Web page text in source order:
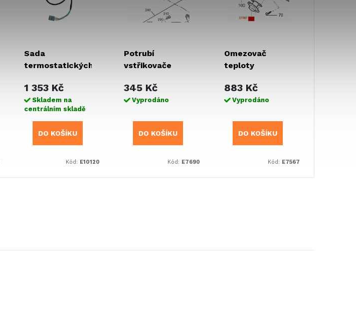
Sada
termostatických
1 353 Kč
Skladem na
centrálním skladě
DO KOŠÍKU
Kód: E10120
Potrubí
vstřikovače
345 Kč
Vyprodáno
DO KOŠÍKU
Kód: E7690
Omezovač
teploty
883 Kč
Vyprodáno
DO KOŠÍKU
Kód: E7567